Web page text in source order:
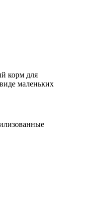
корм для
маленьких